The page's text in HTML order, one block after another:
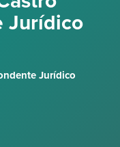
Jurídico
Jurídico